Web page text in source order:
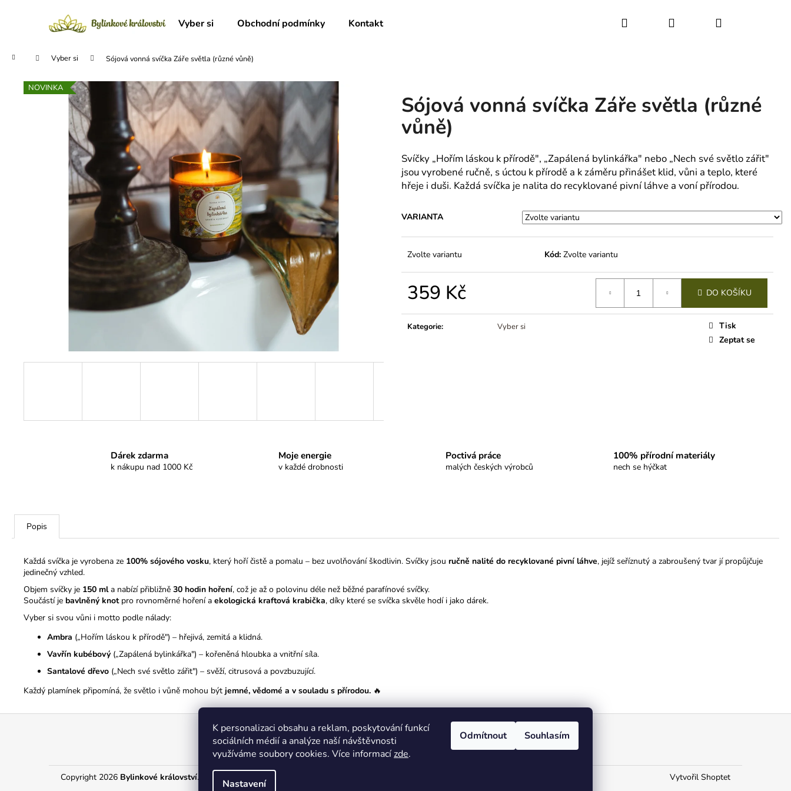
K personalizaci obsahu a reklam, poskytování funkcí
sociálních médií a analýze naší návštěvnosti
využíváme soubory cookies. Více informacízde.
Nastavení
Odmítnout Souhlasím
Vyber si Obchodní podmínky Kontakt Hledat PřihlášeníNákupní
Domů Vyber si Sójová vonná svíčka Záře světla (různé vůně)
Sójová vonná svíčka Záře světla (různé
vůně)
Svíčky „Hořím láskou k přírodě", „Zapálená bylinkářka" nebo „Nech své světlo zářit"
jsou vyrobené ručně, s úctou k přírodě a k záměru přinášet klid, vůni a teplo, které
hřeje i duši. Každá svíčka je nalita do recyklované pivní láhve a voní přírodou.
VARIANTA
Zvolte variantu Kód: Zvolte variantu
359 Kč DO KOŠÍKU
Kategorie: Vyber si
Tisk
Zeptat se
NOVINKA
Dárek zdarma
k nákupu nad 1000 Kč
Moje energie
v každé drobnosti
Poctivá práce
malých českých výrobců
100% přírodní materiály
nech se hýčkat
Popis
Každá svíčka je vyrobena ze 100% sójového vosku, který hoří čistě a pomalu – bez uvolňování škodlivin. Svíčky jsou ručně nalité do recyklované pivní láhve, jejíž seříznutý a zabroušený tvar jí propůjčuje
jedinečný vzhled.
Objem svíčky je 150 mla nabízí přibližně 30 hodin hoření, což je až o polovinu déle než běžné parafínové svíčky.
Součástí je bavlněný knotpro rovnoměrné hoření a ekologická kraftová krabička, díky které se svíčka skvěle hodí i jako dárek.
Vyber si svou vůni i motto podle nálady:
Ambra („Hořím láskou k přírodě") – hřejivá, zemitá a klidná.
Vavřín kubébový („Zapálená bylinkářka") – kořeněná hloubka a vnitřní síla.
Santalové dřevo („Nech své světlo zářit") – svěží, citrusová a povzbuzující.
Každý plamínek připomíná, že světlo i vůně mohou být jemné, vědomé a v souladu s přírodou. 🔥
Zpět
obchodu
Zpět
obchodu
HLEDAT
kpramenizdravi.cz
Vytvořil Shoptet
Copyright 2026 Bylinkové království. Všechna práva vyhrazena.